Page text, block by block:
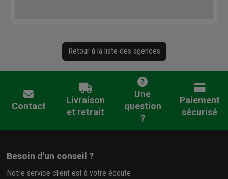
Retour à la liste des agences
Contact
Livraison
et retrait
Une
question
?
Paiement
sécurisé
Besoin d'un conseil ?
Notre service client est à votre écoute